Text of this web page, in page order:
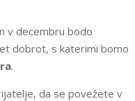
v decembru bodo
dobrot, s katerimi bomo
.
da se povežete v